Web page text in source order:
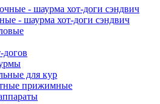
- шаурма хот-доги сэндвич
догов
для кур
прижимные